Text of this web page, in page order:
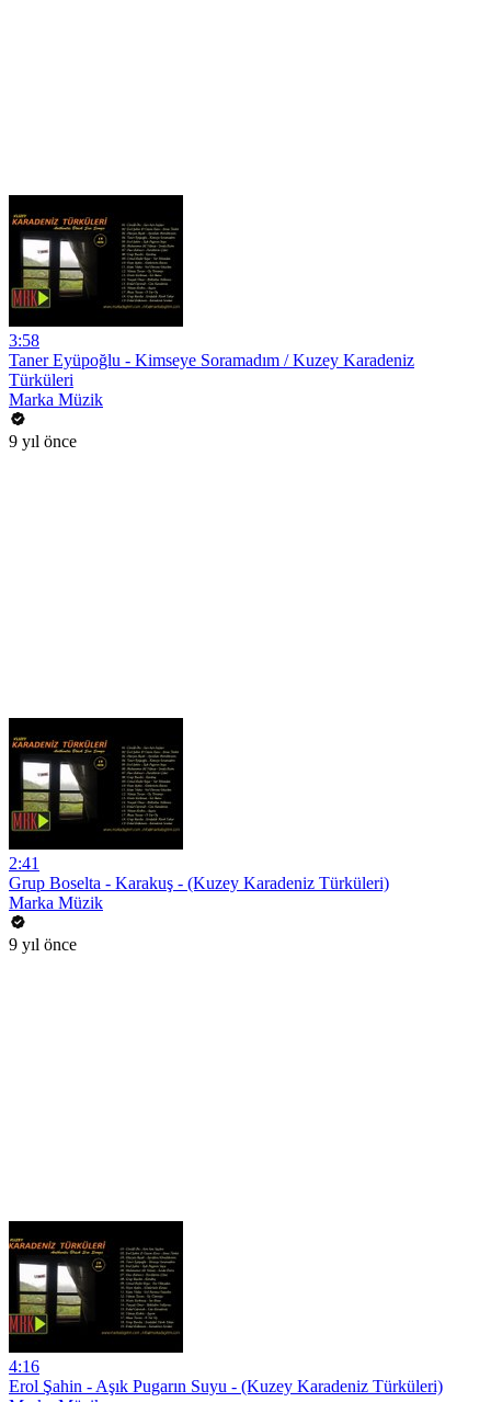
3:58
Taner Eyüpoğlu - Kimseye Soramadım / Kuzey Karadeniz
Türküleri
Marka Müzik
9 yıl önce
2:41
Grup Boselta - Karakuş - (Kuzey Karadeniz Türküleri)
Marka Müzik
9 yıl önce
4:16
Erol Şahin - Aşık Pugarın Suyu - (Kuzey Karadeniz Türküleri)